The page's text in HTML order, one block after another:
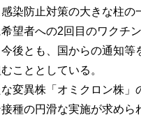
染防止対策の大きな柱の
望者への2回目のワクチ
後とも、国からの通知
こととしている。
変異株「オミクロン株」
種の円滑な実施が求めら